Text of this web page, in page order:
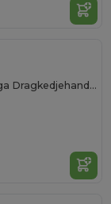
Färgglada och Greppvänliga Dragkedjehandtag